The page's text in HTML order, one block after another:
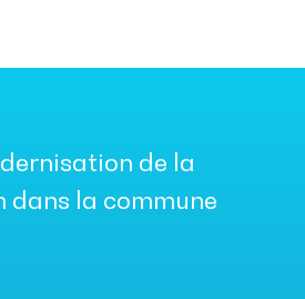
de la
la commune